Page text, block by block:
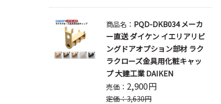
商品名： PQD-DKB034 メーカ
ー直送 ダイケン イエリアリビ
ングドアオプション部材 ラク
ラクローズ金具用化粧キャッ
プ 大建工業 DAIKEN
売価： 2,900円
定価：3,630円